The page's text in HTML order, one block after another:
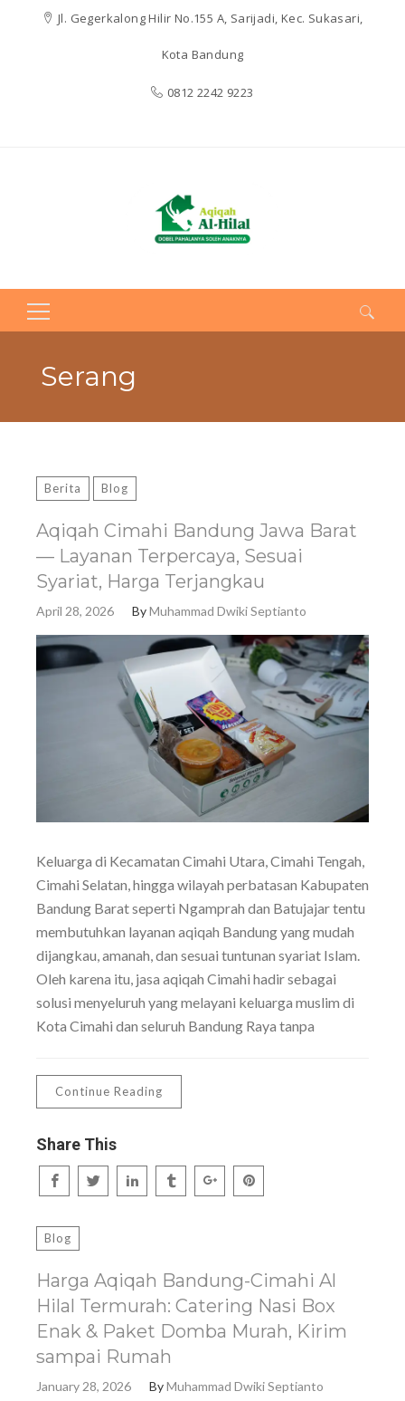
Jl. Gegerkalong Hilir No.155 A, Sarijadi, Kec. Sukasari,
Kota Bandung
0812 2242 9223
Search
Serang
Berita Blog
Aqiqah Cimahi Bandung Jawa Barat
— Layanan Terpercaya, Sesuai
Syariat, Harga Terjangkau
April 28, 2026 ByMuhammad Dwiki Septianto
Keluarga di Kecamatan Cimahi Utara, Cimahi Tengah,
Cimahi Selatan, hingga wilayah perbatasan Kabupaten
Bandung Barat seperti Ngamprah dan Batujajar tentu
membutuhkan layanan aqiqah Bandung yang mudah
dijangkau, amanah, dan sesuai tuntunan syariat Islam.
Oleh karena itu, jasa aqiqah Cimahi hadir sebagai
solusi menyeluruh yang melayani keluarga muslim di
Kota Cimahi dan seluruh Bandung Raya tanpa
Continue Reading
Share This
Blog
Harga Aqiqah Bandung-Cimahi Al
Hilal Termurah: Catering Nasi Box
Enak & Paket Domba Murah, Kirim
sampai Rumah
January 28, 2026 ByMuhammad Dwiki Septianto